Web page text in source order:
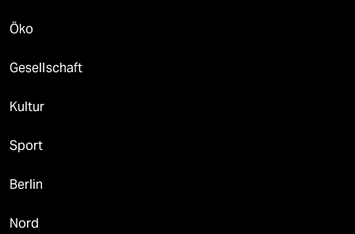
Öko
Gesellschaft
Kultur
Sport
Berlin
Nord